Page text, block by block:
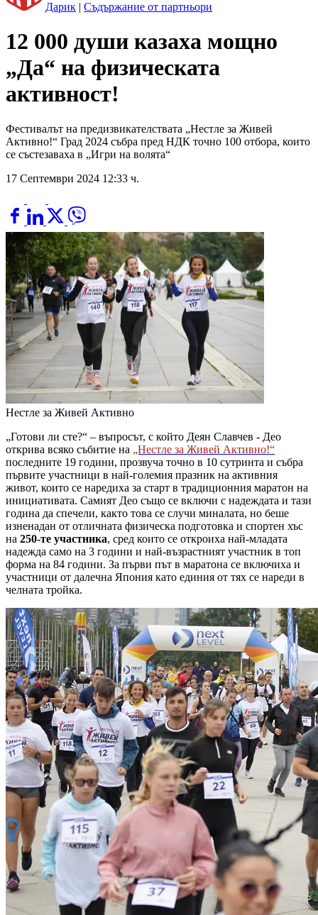
Дарик | Съдържание от партньори
12 000 души казаха мощно
„Да“ на физическата
активност!
Фестивалът на предизвикателствата „Нестле за Живей
Активно!“ Град 2024 събра пред НДК точно 100 отбора, които
се състезаваха в „Игри на волята“
17 Септември 2024 12:33 ч.
Нестле за Живей Активно
„Готови ли сте?“ – въпросът, с който Деян Славчев - Део
открива всяко събитие на „Нестле за Живей Активно!“
последните 19 години, прозвуча точно в 10 сутринта и събра
първите участници в най-големия празник на активния
живот, които се наредиха за старт в традиционния маратон на
инициативата. Самият Део също се включи с надеждата и тази
година да спечели, както това се случи миналата, но беше
изненадан от отличната физическа подготовка и спортен хъс
на 250-те участника, сред които се откроиха най-младата
надежда само на 3 години и най-възрастният участник в топ
форма на 84 години. За първи път в маратона се включиха и
участници от далечна Япония като единия от тях се нареди в
челната тройка.